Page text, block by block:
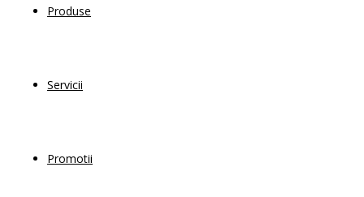
Produse
Servicii
Promotii